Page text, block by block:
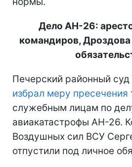
Дело АН-26:
командиров, Дроздова
Печерский районный суд
избрал меру пресечения
служебным лицам по
авиакатастрофы АН-26.
Воздушных сил ВСУ
отпустили под личное